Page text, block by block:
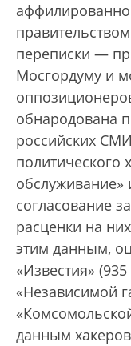
переписки —
Мосгордуму и
обнародована
российских
политического
обслуживание»
согласование
расценки на
этим данным,
«Известия»
«Независимой
данным